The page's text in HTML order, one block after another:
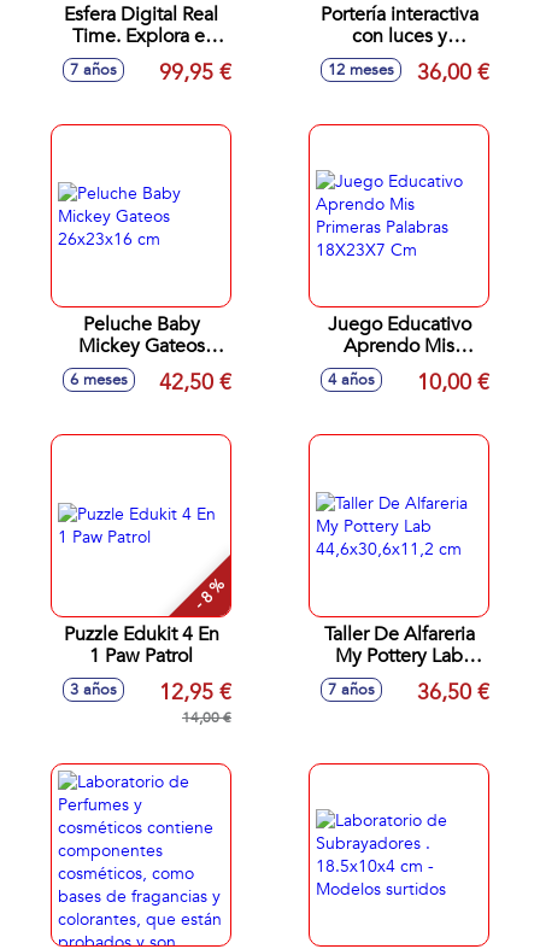
Esfera Digital Real
Time. Explora el
mundo en tiempo
real. 3 modos de
actividades.
7 años 99,95 €
Portería interactiva
con luces y
sonidos. Reconoce
y cuenta los goles
cm
12 meses 36,00 €
Peluche Baby
Mickey Gateos
26x23x16 cm
6 meses 42,50 €
Juego Educativo
Aprendo Mis
Primeras Palabras
18X23X7 Cm
4 años 10,00 €
- 8 %
Puzzle Edukit 4 En
1 Paw Patrol
3 años 12,95 €
14,00 €
Taller De Alfareria
My Pottery Lab
44,6x30,6x11,2 cm
7 años 36,50 €